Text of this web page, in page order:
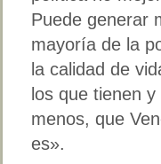
Puede generar
mayoría de la
la calidad de
los que tienen
menos, que
es».